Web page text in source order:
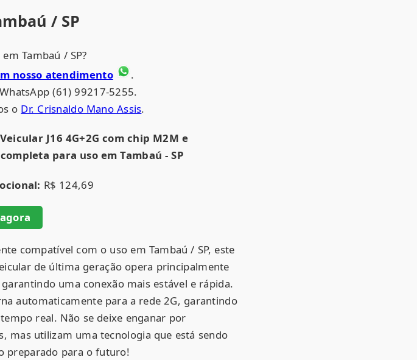
/ SP
Tambaú / SP?
nosso atendimento
.
(61) 99217-5255.
o Dr. Crisnaldo Mano Assis.
J16 4G+2G com chip M2M e
para uso em Tambaú - SP
R$ 124,69
compatível com o uso em Tambaú / SP, este
de última geração opera principalmente
uma conexão mais estável e rápida.
automaticamente para a rede 2G, garantindo
real. Não se deixe enganar por
mas utilizam uma tecnologia que está sendo
preparado para o futuro!